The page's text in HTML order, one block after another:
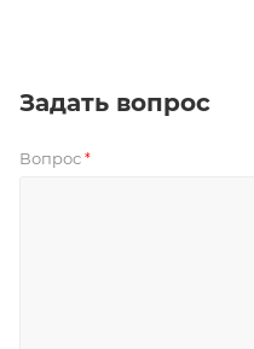
Задать вопрос
Вопрос *